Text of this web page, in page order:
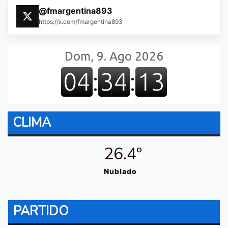
@fmargentina893
https://x.com/fmargentina893
CLIMA
26.4º
Nublado
PARTIDO